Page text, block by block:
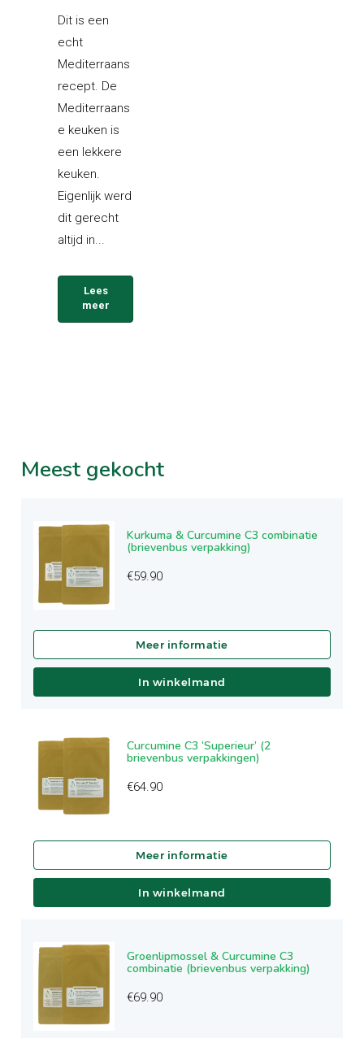
Meest gekocht
Kurkuma & Curcumine C3 combinatie
(brievenbus verpakking)
€59.90
In winkelmand
Curcumine C3 ‘Superieur’ (2
brievenbus verpakkingen)
€64.90
In winkelmand
Groenlipmossel & Curcumine C3
combinatie (brievenbus verpakking)
€69.90
Dit is een
echt
Mediterraans
recept. De
Mediterraans
e keuken is
een lekkere
keuken.
Eigenlijk werd
dit gerecht
altijd in...
Lees
meer